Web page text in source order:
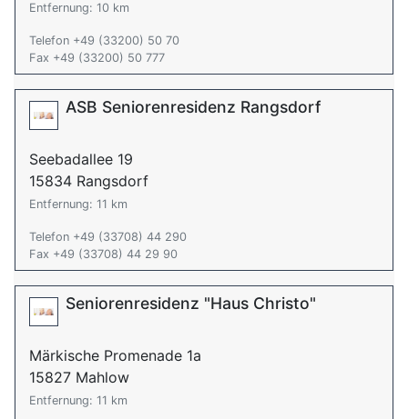
Entfernung: 10 km
Telefon +49 (33200) 50 70
Fax +49 (33200) 50 777
ASB Seniorenresidenz Rangsdorf
Seebadallee 19
15834 Rangsdorf
Entfernung: 11 km
Telefon +49 (33708) 44 290
Fax +49 (33708) 44 29 90
Seniorenresidenz "Haus Christo"
Märkische Promenade 1a
15827 Mahlow
Entfernung: 11 km